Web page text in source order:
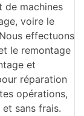
de machines
voire le
effectuons
le remontage
et
réparation
opérations,
sans frais.